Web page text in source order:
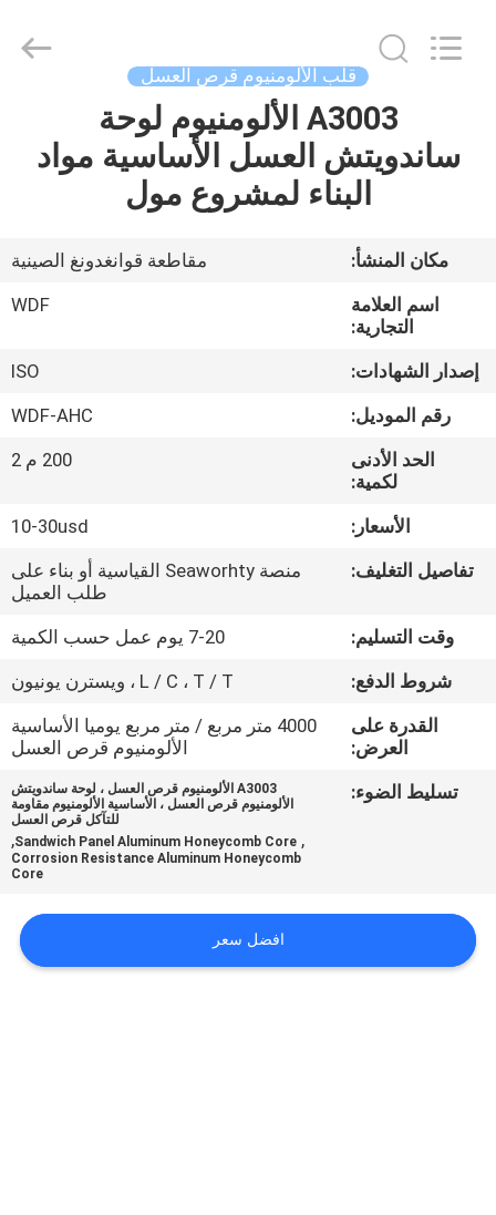
بيت
معلومات
جولة
مراقبة
الجودة
اتصل
خريطة
الموقع
Copyright
Material
قلب الألومنيوم قرص العسل
A3003 الألومنيوم لوحة
ساندويتش العسل الأساسية مواد
البناء لمشروع مول
مكان المنشأ:
مقاطعة قوانغدونغ الصينية
اسم العلامة
التجارية:
WDF
إصدار الشهادات:
ISO
رقم الموديل:
WDF-AHC
الحد الأدنى
لكمية:
200 م 2
الأسعار:
10-30usd
تفاصيل التغليف:
منصة Seaworhty القياسية أو بناء على
طلب العميل
وقت التسليم:
7-20 يوم عمل حسب الكمية
شروط الدفع:
L / C ، T / T ، ويسترن يونيون
القدرة على
العرض:
4000 متر مربع / متر مربع يوميا الأساسية
الألومنيوم قرص العسل
تسليط الضوء:
A3003 الألومنيوم قرص العسل ، لوحة ساندويتش
الألومنيوم قرص العسل ، الأساسية الألومنيوم مقاومة
للتآكل قرص العسل
,
Sandwich Panel Aluminum Honeycomb Core
,
Corrosion Resistance Aluminum Honeycomb
Core
افضل سعر